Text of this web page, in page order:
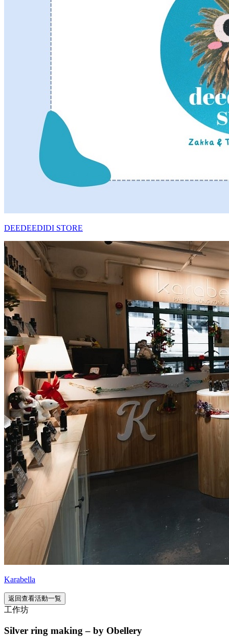
DEEDEEDIDI STORE
Karabella
返回查看活動一覧
工作坊
Silver ring making – by Obellery